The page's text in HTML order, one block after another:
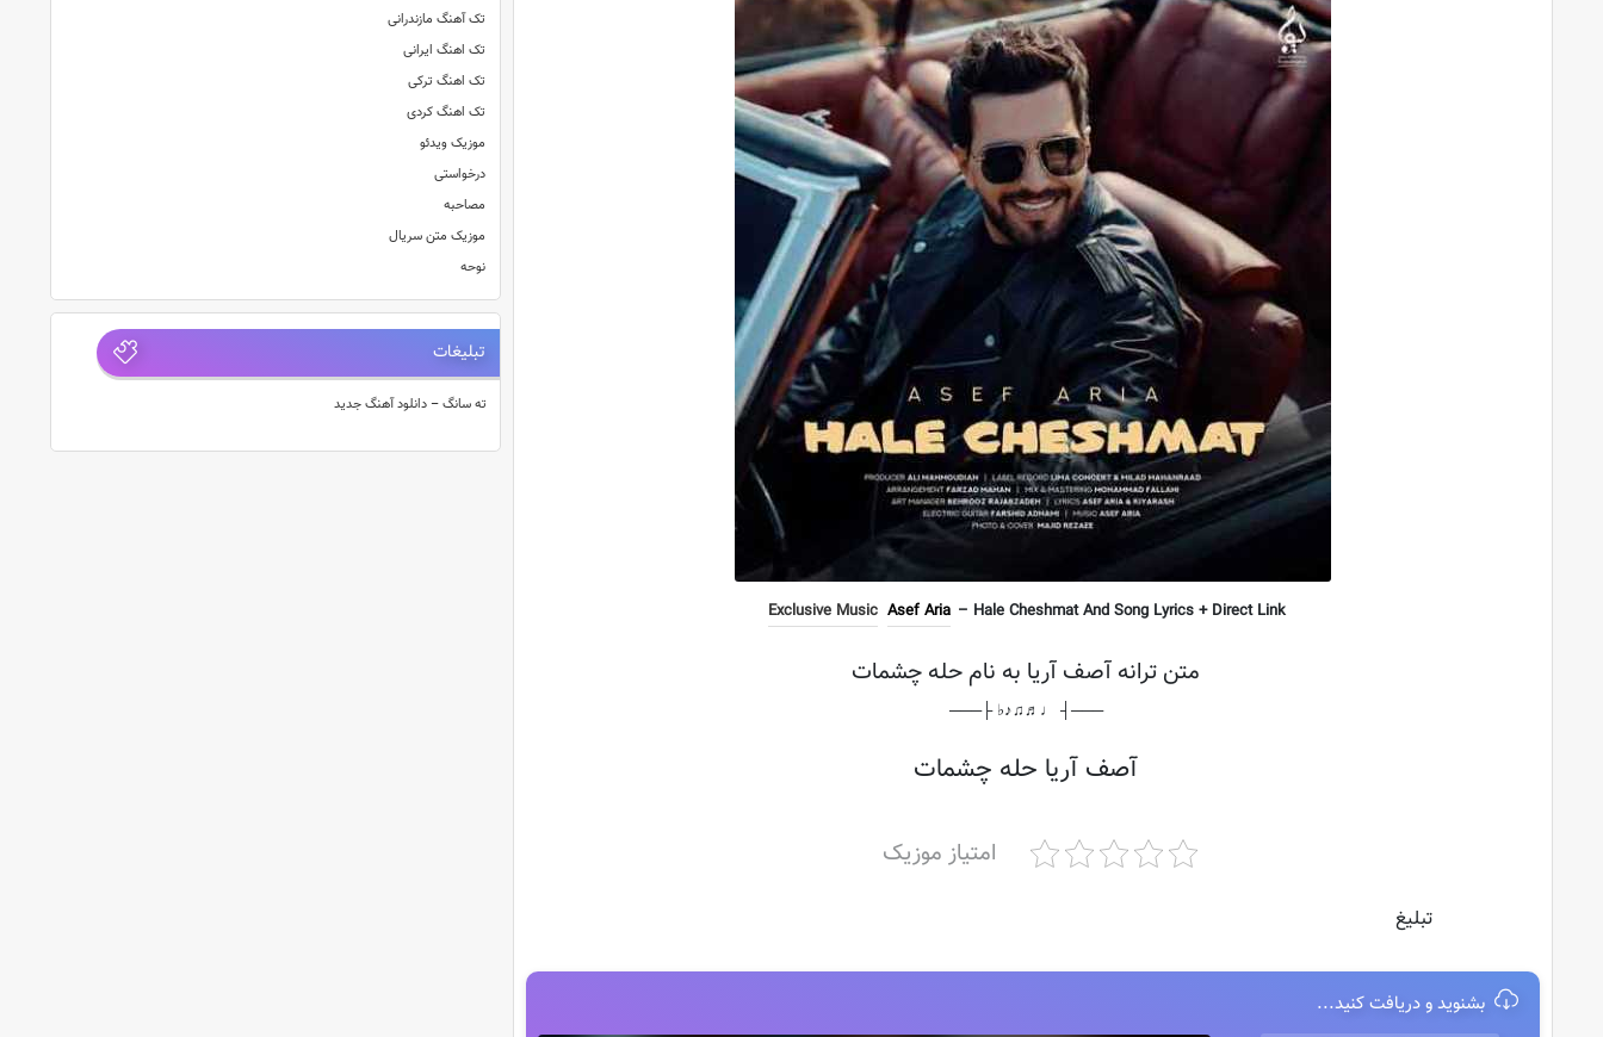
Exclusive Music Asef Aria – Hale Cheshmat And Song Lyrics + Direct Link
متن ترانه آصف آریا به نام حله چشمات
───┤ ♩♬♫♪♭ ├───
آصف آریا حله چشمات
امتیاز موزیک
تبلیغ
بشنوید و دریافت کنید...
تک آهنگ مازندرانی
تک اهنگ ایرانی
تک اهنگ ترکی
تک اهنگ کردی
موزیک ویدئو
درخواستی
مصاحبه
موزیک متن سریال
نوحه
تبلیغات
ته سانگ – دانلود آهنگ جدید